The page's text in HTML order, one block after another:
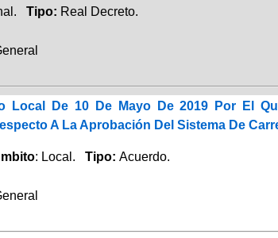
Tipo: Real Decreto.
Local De 10 De Mayo De 2019 Por El
A La Aprobación Del Sistema De
: Local. Tipo: Acuerdo.